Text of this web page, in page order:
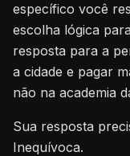
específico você
escolha lógica
resposta para a
a cidade e pagar
não na academia
Sua resposta
Inequívoca.